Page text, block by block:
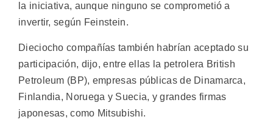
la iniciativa, aunque ninguno se comprometió a
invertir, según Feinstein.
Dieciocho compañías también habrían aceptado su
participación, dijo, entre ellas la petrolera British
Petroleum (BP), empresas públicas de Dinamarca,
Finlandia, Noruega y Suecia, y grandes firmas
japonesas, como Mitsubishi.